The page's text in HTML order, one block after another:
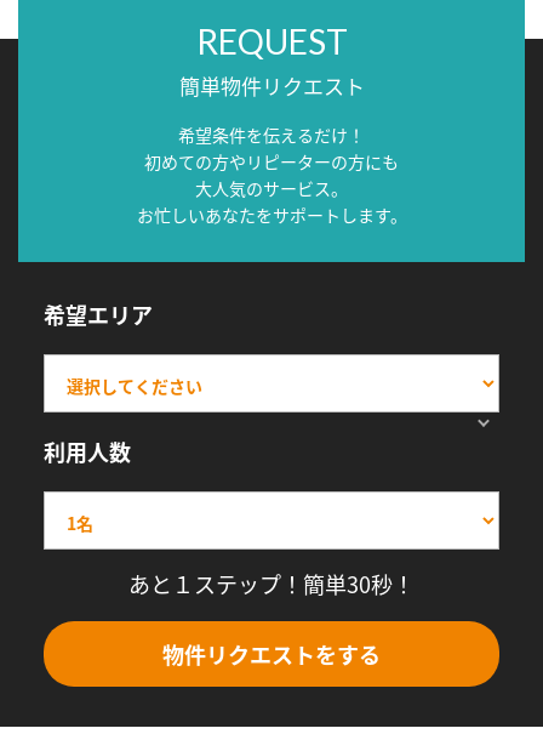
REQUEST
簡単物件リクエスト
希望条件を伝えるだけ！
初めての方やリピーターの方にも
大人気のサービス。
お忙しいあなたをサポートします。
希望エリア
利用人数
あと１ステップ！簡単30秒！
物件リクエストをする